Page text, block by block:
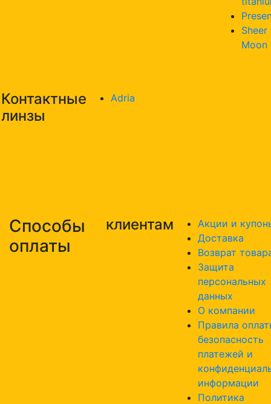
Sheer
Moon
Контактные
линзы
Adria
Способы
оплаты
клиентам
Акции и
Доставка
Возврат
Защита
персональных
данных
О компании
Правила
безопасность
платежей и
информации
Политика